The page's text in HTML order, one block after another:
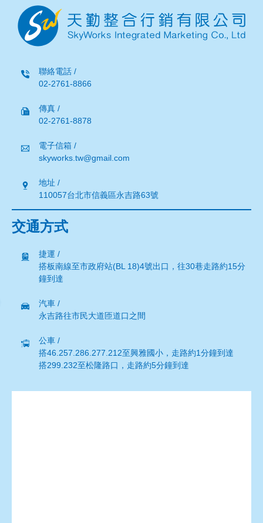
聯絡電話 /
02-2761-8866
傳真 /
02-2761-8878
電子信箱 /
skyworks.tw@gmail.com
地址 /
110057台北市信義區永吉路63號
交通方式
捷運 /
搭板南線至市政府站(BL 18)4號出口，往30巷走路約15分
鐘到達
汽車 /
永吉路往市民大道匝道口之間
公車 /
搭46.257.286.277.212至興雅國小，走路約1分鐘到達
搭299.232至松隆路口，走路約5分鐘到達